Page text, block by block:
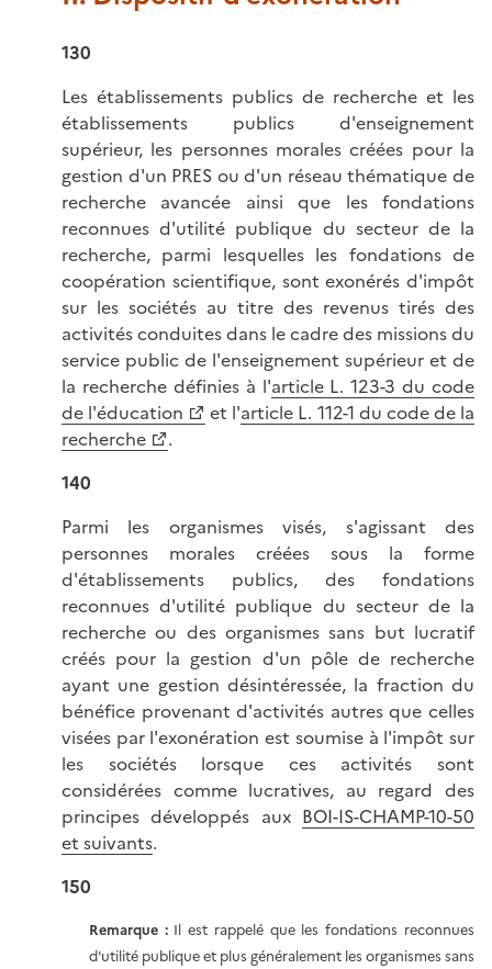
130
Les établissements publics de recherche et les
établissements publics d'enseignement
supérieur, les personnes morales créées pour la
gestion d'un PRES ou d'un réseau thématique de
recherche avancée ainsi que les fondations
reconnues d'utilité publique du secteur de la
recherche, parmi lesquelles les fondations de
coopération scientifique, sont exonérés d'impôt
sur les sociétés au titre des revenus tirés des
activités conduites dans le cadre des missions du
service public de l'enseignement supérieur et de
la recherche définies à l'article L. 123-3 du code
de l'éducation
et l'article L. 112-1 du code de la
recherche
.
140
Parmi les organismes visés, s'agissant des
personnes morales créées sous la forme
d'établissements publics, des fondations
reconnues d'utilité publique du secteur de la
recherche ou des organismes sans but lucratif
créés pour la gestion d'un pôle de recherche
ayant une gestion désintéressée, la fraction du
bénéfice provenant d'activités autres que celles
visées par l'exonération est soumise à l'impôt sur
les sociétés lorsque ces activités sont
considérées comme lucratives, au regard des
principes développés aux BOI-IS-CHAMP-10-50
et suivants.
150
Remarque : Il est rappelé que les fondations reconnues
d'utilité publique et plus généralement les organismes sans